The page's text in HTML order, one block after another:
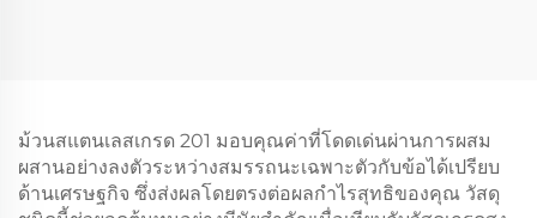
ม้วนสแตนเลสเกรด 201 มอบคุณค่าที่โดดเด่นผ่านการผสม
ผสานอย่างลงตัวระหว่างสมรรถนะเฉพาะตัวกับข้อได้เปรียบ
ด้านเศรษฐกิจ ซึ่งส่งผลโดยตรงต่อผลกำไรสุทธิของคุณ วัสดุ